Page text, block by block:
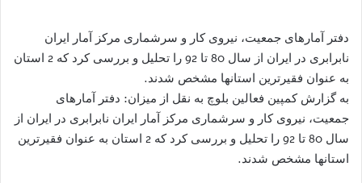
دفتر آمارهای جمعیت، نیروی کار و سرشماری مرکز آمار ایران
نابرابری در ایران از سال 80 تا 92 را تحلیل و بررسی کرد که 2 استان
به عنوان فقیرترین استانها مشخص شدند.
به گزارش کمپین فعالین بلوچ به نقل از میزان: دفتر آمارهای
جمعیت، نیروی کار و سرشماری مرکز آمار ایران نابرابری در ایران از
سال 80 تا 92 را تحلیل و بررسی کرد که 2 استان به عنوان فقیرترین
استانها مشخص شدند.